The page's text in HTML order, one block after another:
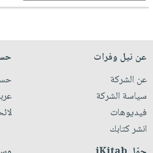
عن نيل وفرات
عن الشركة
سياسة الشركة
فيديوهات
انشر كتابك